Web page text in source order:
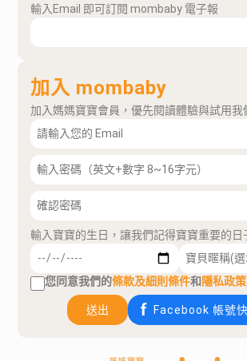
輸入Email 即可訂閱 mombaby 電子報
加入 mombaby
加入媽媽寶寶會員，優先閱讀體驗與試用我
輸入寶寶的生日，讓我們記得寶寶重要的日
您同意我們的條款及細則條件和隱私政策
送出 Facebook 帳號